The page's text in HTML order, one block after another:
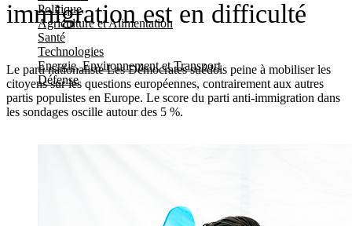
Politique
Agriculture et Alimentation
Santé
Technologies
Energie, Environnement et Transport
Défense
immigration est en difficulté
Le parti nationaliste Les Démocrates suédois peine à mobiliser les
citoyens sur les questions européennes, contrairement aux autres
partis populistes en Europe. Le score du parti anti-immigration dans
les sondages oscille autour des 5 %.